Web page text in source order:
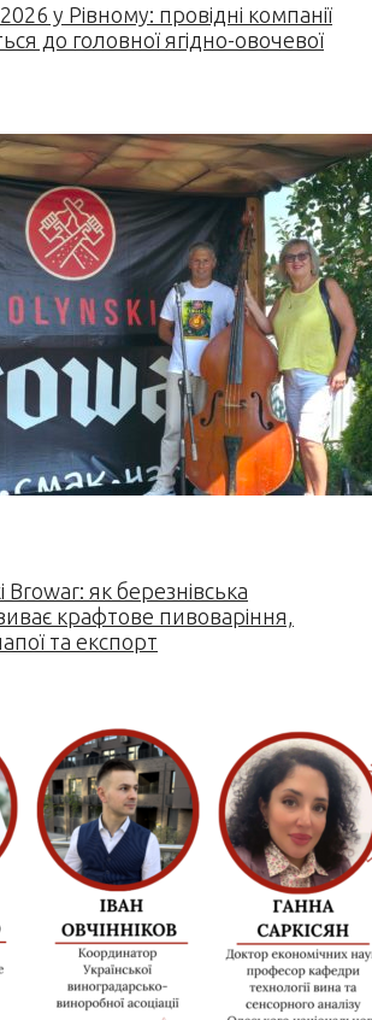
у Рівному: провідні компанії
до головної ягідно-овочевої
Browar: як березнівська
крафтове пивоваріння,
та експорт